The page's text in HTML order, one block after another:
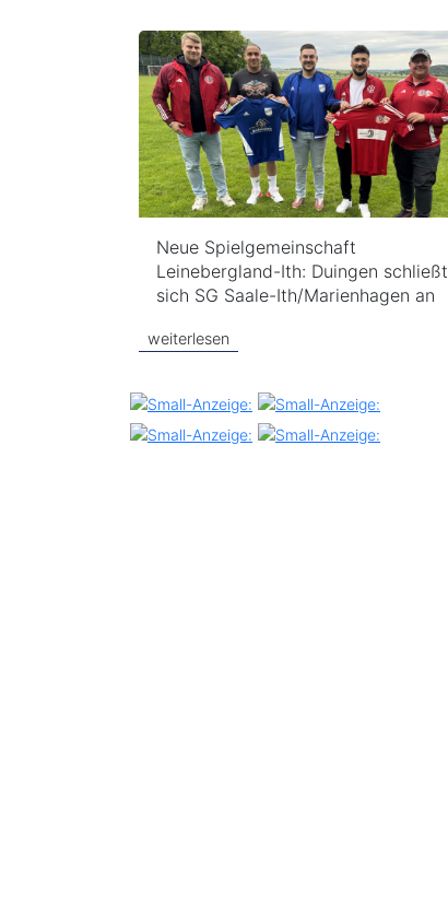
Neue Spielgemeinschaft
Leinebergland-Ith: Duingen schließt
sich SG Saale-Ith/Marienhagen an
weiterlesen